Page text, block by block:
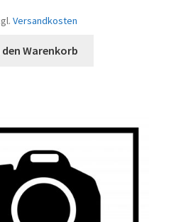
Versandkosten
den Warenkorb